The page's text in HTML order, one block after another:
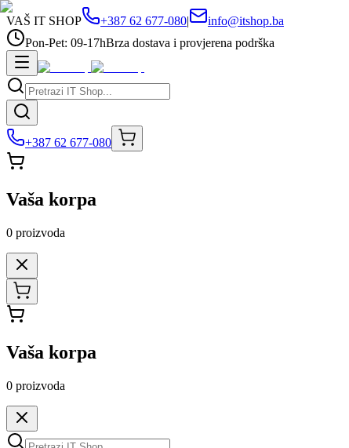
VAŠ IT SHOP +387 62 677-080|
info@itshop.ba
Pon-Pet: 09-17hBrza dostava i provjerena podrška
+387 62 677-080
Vaša korpa
0 proizvoda
Vaša korpa
0 proizvoda